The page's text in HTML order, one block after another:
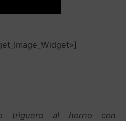
triguero al horno con